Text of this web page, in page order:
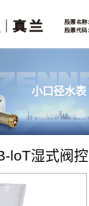
小口径水表
loT湿式阀